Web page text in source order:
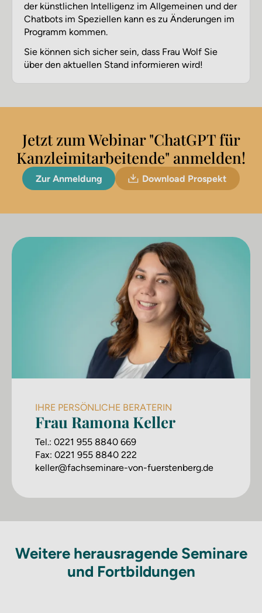
der künstlichen Intelligenz im Allgemeinen und der
Chatbots im Speziellen kann es zu Änderungen im
Programm kommen.
Sie können sich sicher sein, dass Frau Wolf Sie
über den aktuellen Stand informieren wird!
Jetzt zum Webinar "ChatGPT für
Kanzleimitarbeitende" anmelden!
Zur Anmeldung Download Prospekt
IHRE PERSÖNLICHE BERATERIN
Frau Ramona Keller
Tel.: 0221 955 8840 669
Fax: 0221 955 8840 222
keller@fachseminare-von-fuerstenberg.de
Weitere herausragende Seminare
und Fortbildungen